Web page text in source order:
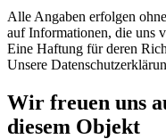
Alle Angaben erfolgen
auf Informationen, die uns
Eine Haftung für deren
Unsere
Wir freuen uns
diesem Objekt